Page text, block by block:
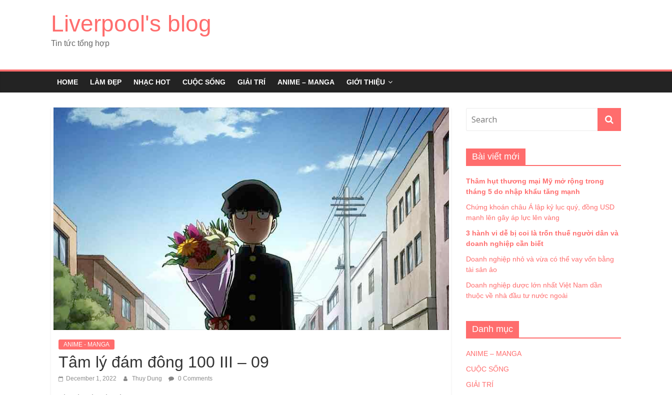
Liverpool's blog
Tin tức tổng hợp
HOME LÀM ĐẸP NHẠC HOT CUỘC SỐNG GIẢI TRÍ ANIME – MANGA GIỚI THIỆU
ANIME - MANGA
Tâm lý đám đông 100 III – 09
December 1, 2022 Thuy Dung 0 Comments
Bài viết mới
Thâm hụt thương mại Mỹ mở rộng trong
tháng 5 do nhập khẩu tăng mạnh
Chứng khoán châu Á lập kỷ lục quý, đồng USD
mạnh lên gây áp lực lên vàng
3 hành vi dễ bị coi là trốn thuế người dân và
doanh nghiệp cần biết
Doanh nghiệp nhỏ và vừa có thể vay vốn bằng
tài sản ảo
Doanh nghiệp dược lớn nhất Việt Nam dần
thuộc về nhà đầu tư nước ngoài
Danh mục
ANIME – MANGA
CUỘC SỐNG
GIẢI TRÍ